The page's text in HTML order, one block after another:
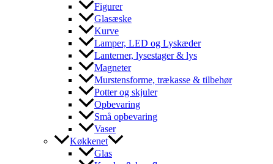
Figurer
Glasæske
Kurve
Lamper, LED og Lyskæder
Lanterner, lysestager & lys
Magneter
Murstensforme, trækasse & tilbehør
Potter og skjuler
Opbevaring
Små opbevaring
Vaser
Køkkenet
Glas